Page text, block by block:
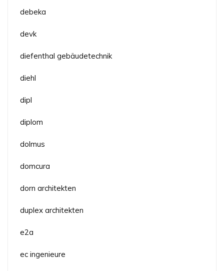
debeka
devk
diefenthal gebäudetechnik
diehl
dipl
diplom
dolmus
domcura
dorn architekten
duplex architekten
e2a
ec ingenieure